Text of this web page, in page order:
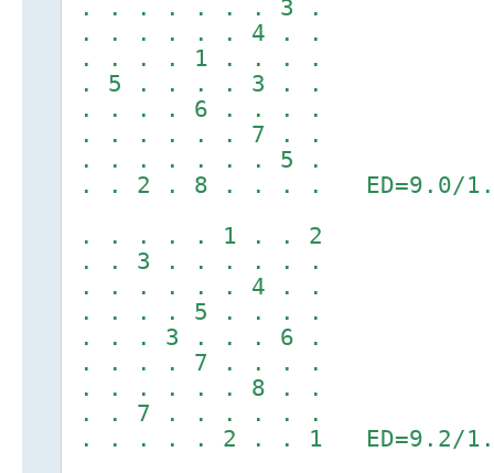
. . . . . . . 3 .
. . . . . . 4 . .
. . . . 1 . . . .
. 5 . . . . 3 . .
. . . . 6 . . . .
. . . . . . 7 . .
. . . . . . . 5 .
. . 2 . 8 . . . . ED=9.0/
. . . . . 1 . . 2
. . 3 . . . . . .
. . . . . . 4 . .
. . . . 5 . . . .
. . . 3 . . . 6 .
. . . . 7 . . . .
. . . . . . 8 . .
. . 7 . . . . . .
. . . . . 2 . . 1 ED=9.2/